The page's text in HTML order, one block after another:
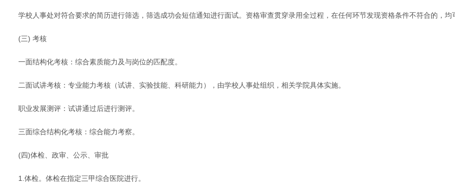
学校人事处对符合要求的简历进行筛选，筛选成功会短信通知进行面试。资格审查贯穿录用全过程，在任何环节发现资格条件不符合的，均
(三) 考核
一面结构化考核：综合素质能力及与岗位的匹配度。
二面试讲考核：专业能力考核（试讲、实验技能、科研能力），由学校人事处组织，相关学院具体实施。
职业发展测评：试讲通过后进行测评。
三面综合结构化考核：综合能力考察。
(四)体检、政审、公示、审批
1.体检。体检在指定三甲综合医院进行。